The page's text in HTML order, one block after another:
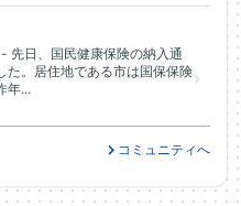
先日、国民健康保険の納入通
た。居住地である市は国保保険
年...
コミュニティへ